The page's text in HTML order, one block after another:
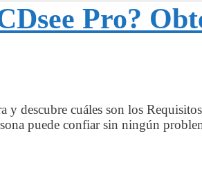
Pro?
descubre cuáles son los
puede confiar sin ningún